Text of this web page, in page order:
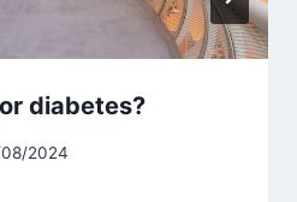
diabetes?
2024